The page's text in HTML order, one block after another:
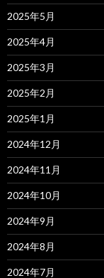
2025年5月
2025年4月
2025年3月
2025年2月
2025年1月
2024年12月
2024年11月
2024年10月
2024年9月
2024年8月
2024年7月